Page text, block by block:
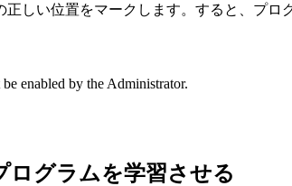
しい位置をマークします。すると、プロ
enabled by the Administrator.
ログラムを学習させる